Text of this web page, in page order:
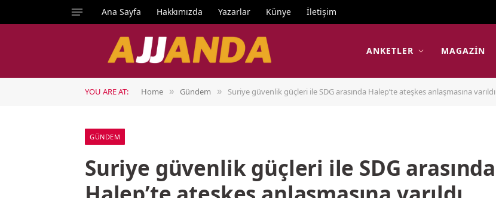
Ana Sayfa Hakkımızda Yazarlar Künye İletişim
ANKETLER MAGAZIN
YOU ARE AT: Home » Gündem » Suriye güvenlik güçleri ile SDG arasında Halep’te ateşkes anlaşmasına varıldı
GÜNDEM
Suriye güvenlik güçleri ile SDG arasında